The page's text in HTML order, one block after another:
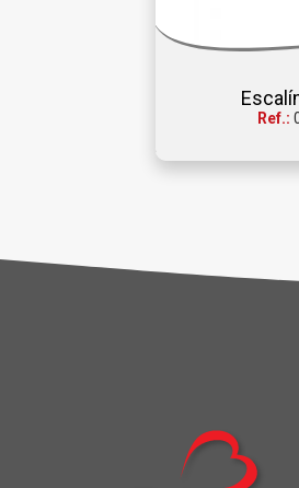
Ref.: